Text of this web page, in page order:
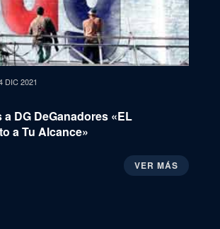
DIC 2021
DG DeGanadores «EL
a Tu Alcance»
VER MÁS